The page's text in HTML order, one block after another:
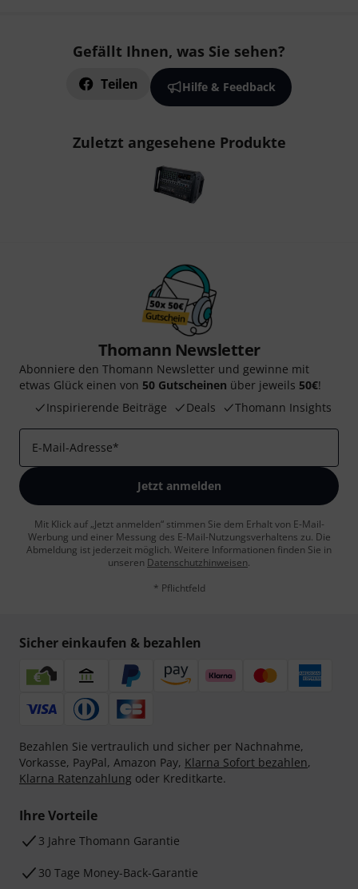
Gefällt Ihnen, was Sie sehen?
Teilen Hilfe & Feedback
Zuletzt angesehene Produkte
Thomann Newsletter
Abonniere den Thomann Newsletter und gewinne mit
etwas Glück einen von 50 Gutscheinen über jeweils 50€!
Inspirierende Beiträge
Deals Thomann Insights
E-Mail-Adresse*
Jetzt anmelden
Mit Klick auf „Jetzt anmelden“ stimmen Sie dem Erhalt von E-Mail-
Werbung und einer Messung des E-Mail-Nutzungsverhaltens zu. Die
Abmeldung ist jederzeit möglich. Weitere Informationen finden Sie in
unseren Datenschutzhinweisen.
* Pflichtfeld
Sicher einkaufen & bezahlen
Bezahlen Sie vertraulich und sicher per Nachnahme,
Vorkasse, PayPal, Amazon Pay, Klarna Sofort bezahlen,
Klarna Ratenzahlung oder Kreditkarte.
Ihre Vorteile
3 Jahre Thomann Garantie
30 Tage Money-Back-Garantie